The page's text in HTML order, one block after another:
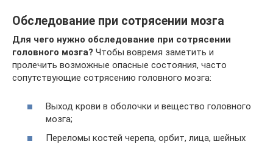
Обследование при сотрясении мозга
Для чего нужно обследование при сотрясении
головного мозга? Чтобы вовремя заметить и
пролечить возможные опасные состояния, часто
сопутствующие сотрясению головного мозга:
Выход крови в оболочки и вещество головного
мозга;
Переломы костей черепа, орбит, лица, шейных